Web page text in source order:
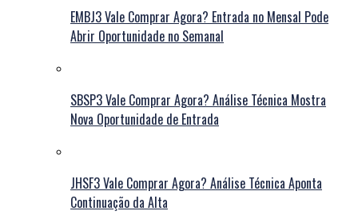
EMBJ3 Vale Comprar Agora? Entrada no Mensal Pode
Abrir Oportunidade no Semanal
SBSP3 Vale Comprar Agora? Análise Técnica Mostra
Nova Oportunidade de Entrada
JHSF3 Vale Comprar Agora? Análise Técnica Aponta
Continuação da Alta